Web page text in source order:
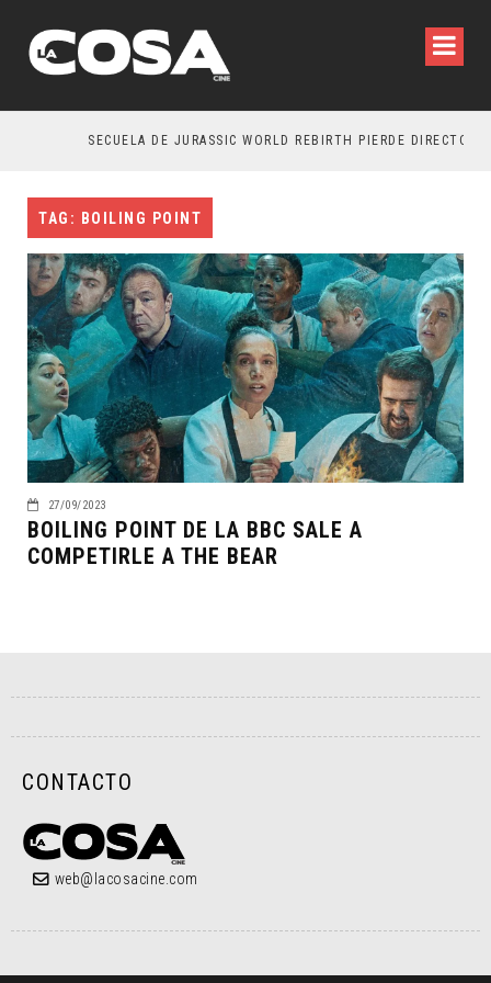
SECUELA DE JURASSIC WORLD REBIRTH PIERDE DIRECTOR
TAG: BOILING POINT
27/09/2023
BOILING POINT DE LA BBC SALE A
COMPETIRLE A THE BEAR
CONTACTO
web@lacosacine.com